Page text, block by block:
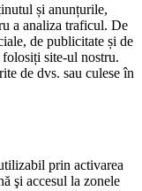
și anunțurile,
a analiza traficul. De
de publicitate și de
site-ul nostru.
de dvs. sau culese în
prin activarea
şi accesul la zonele